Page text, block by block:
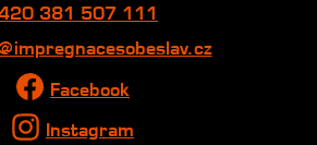
381 507 111
Facebook
Instagram